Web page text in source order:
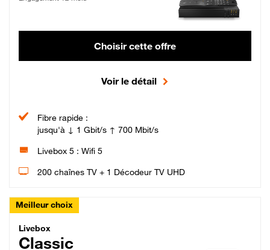
Choisir cette offre
Voir le détail
Fibre rapide :
jusqu'à ↓ 1 Gbit/s ↑ 700 Mbit/s
Livebox 5 : Wifi 5
200 chaînes TV + 1 Décodeur TV UHD
Meilleur choix
Livebox Classic Fibre
Livebox
Classic